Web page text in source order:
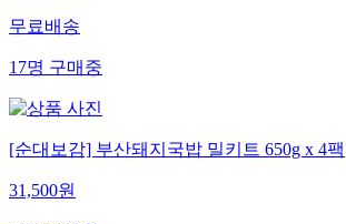
무료배송
17명구매중
[순대보감] 부산돼지국밥 밀키트 650g x 4팩
31,500원